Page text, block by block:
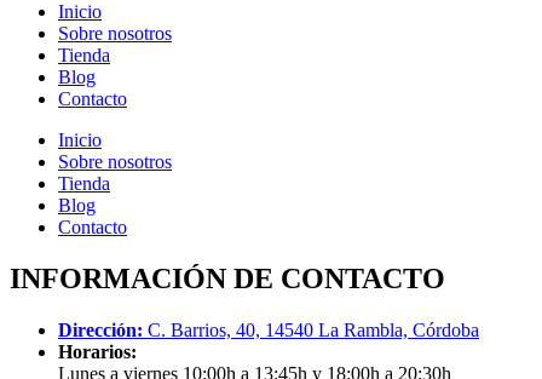
Inicio
Sobre nosotros
Tienda
Blog
Contacto
Inicio
Sobre nosotros
Tienda
Blog
Contacto
INFORMACIÓN DE CONTACTO
Dirección: C. Barrios, 40, 14540 La Rambla, Córdoba
Horarios:
Lunes a viernes 10:00h a 13:45h y 18:00h a 20:30h